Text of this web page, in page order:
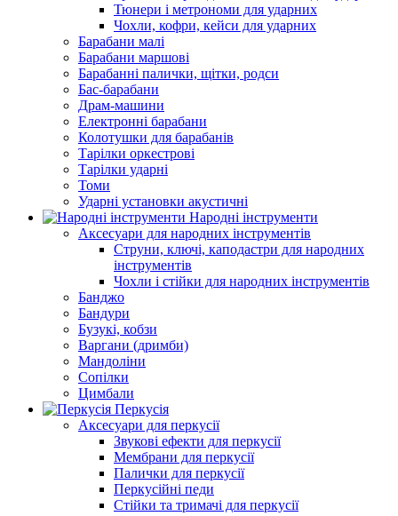
Тюнери і метрономи для ударних
Чохли, кофри, кейси для ударних
Барабани малі
Барабани маршові
Барабанні палички, щітки, родси
Бас-барабани
Драм-машини
Електронні барабани
Колотушки для барабанів
Тарілки оркестрові
Тарілки ударні
Томи
Ударні установки акустичні
Народні інструменти
Аксесуари для народних інструментів
Струни, ключі, каподастри для народних
інструментів
Чохли і стійки для народних інструментів
Банджо
Бандури
Бузукі, кобзи
Варгани (дримби)
Мандоліни
Сопілки
Цимбали
Перкусія
Аксесуари для перкусії
Звукові ефекти для перкусії
Мембрани для перкусії
Палички для перкусії
Перкусійні педи
Стійки та тримачі для перкусії